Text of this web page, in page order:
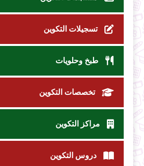
تسجيلات التكوين
طبخ وحلويات
تخصصات التكوين
مراكز التكوين
دروس التكوين